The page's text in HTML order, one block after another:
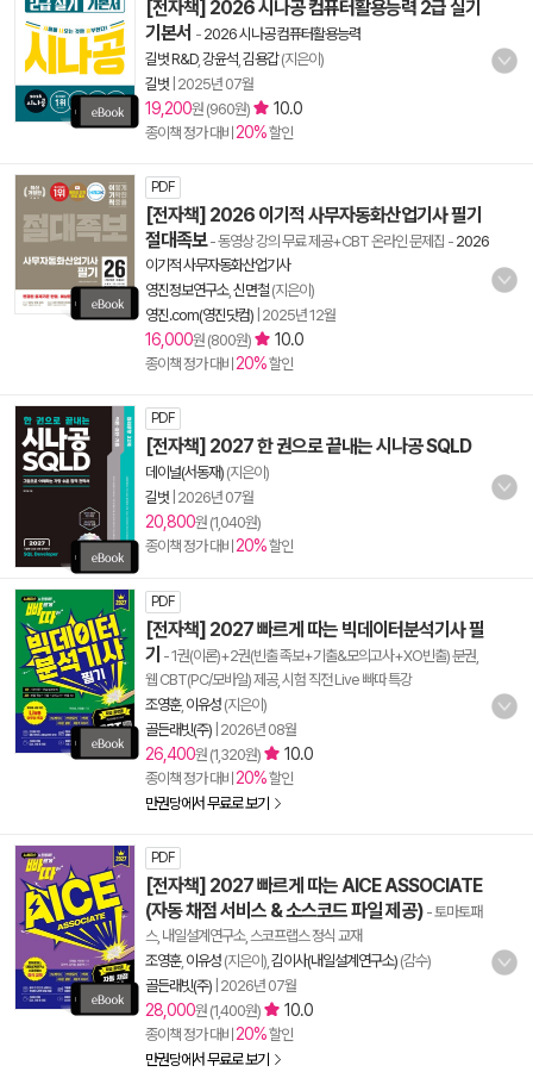
[전자책] 2026 시나공 컴퓨터활용능력 2급 실기
기본서 - 2026 시나공 컴퓨터활용능력
길벗 R&D, 강윤석 김용갑(지은이)
길벗 2025년 07월
19,200원 (960원) 10.0
종이책 정가 대비 20%할인
PDF
[전자책] 2026 이기적 사무자동화산업기사 필기
절대족보- 동영상 강의 무료 제공+CBT 온라인 문제집 - 2026
이기적 사무자동화산업기사
영진정보연구소, 신면철 (지은이)
영진.com(영진닷컴) 2025년 12월
16,000원 (800원) 10.0
종이책 정가 대비 20%할인
PDF
[전자책] 2027 한 권으로 끝내는 시나공 SQLD
데이널(서동재) (지은이)
길벗 2026년 07월
20,800원 (1,040원)
종이책 정가 대비 20%할인
PDF
[전자책] 2027 빠르게 따는 빅데이터분석기사 필
기 - 1권(이론)+2권(빈출 족보+기출&모의고사+XO빈출) 분권,
웹 CBT(PC/모바일) 제공, 시험 직전 Live 빠따 특강
조영훈, 이유성 (지은이)
골든래빗(주) 2026년 08월
26,400원 (1,320원) 10.0
종이책 정가 대비 20%할인
만권당에서 무료로 보기
PDF
[전자책] 2027 빠르게 따는 AICE ASSOCIATE
(자동 채점 서비스 & 소스코드 파일 제공) - 토마토패
스, 내일설계연구소, 스코프랩스 정식 교재
조영훈, 이유성 (지은이), 김이사(내일설계연구소) (감수)
골든래빗(주) 2026년 07월
28,000원 (1,400원) 10.0
종이책 정가 대비 20%할인
만권당에서 무료로 보기